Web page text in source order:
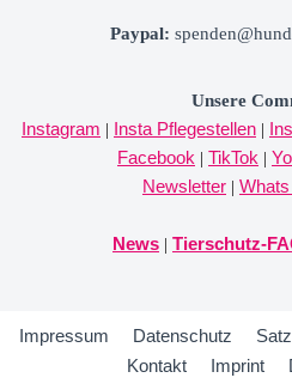
Paypal:
Unsere
Instagram | Insta Pflegestellen |
Facebook | TikTok |
Newsletter |
News | Tierschutz-
Impressum Datenschutz
Kontakt
Imprint